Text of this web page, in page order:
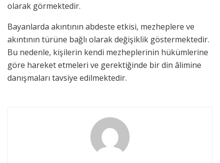
olarak görmektedir.
Bayanlarda akıntının abdeste etkisi, mezheplere ve
akıntının türüne bağlı olarak değişiklik göstermektedir.
Bu nedenle, kişilerin kendi mezheplerinin hükümlerine
göre hareket etmeleri ve gerektiğinde bir din âlimine
danışmaları tavsiye edilmektedir.